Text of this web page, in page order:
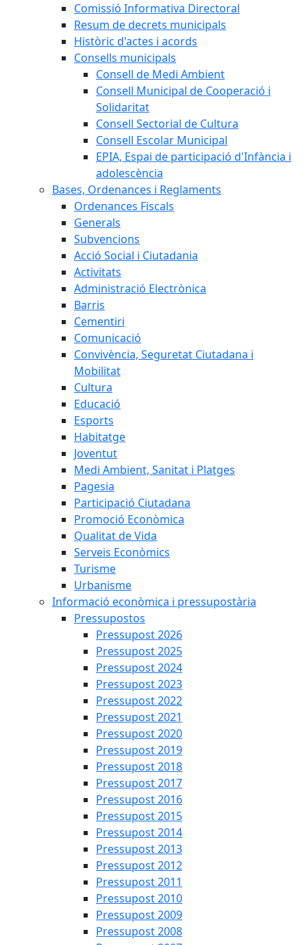
Comissió Informativa Directoral
Resum de decrets municipals
Històric d'actes i acords
Consells municipals
Consell de Medi Ambient
Consell Municipal de Cooperació i
Solidaritat
Consell Sectorial de Cultura
Consell Escolar Municipal
EPIA, Espai de participació d'Infància i
adolescència
Bases, Ordenances i Reglaments
Ordenances Fiscals
Generals
Subvencions
Acció Social i Ciutadania
Activitats
Administració Electrònica
Barris
Cementiri
Comunicació
Convivència, Seguretat Ciutadana i
Mobilitat
Cultura
Educació
Esports
Habitatge
Joventut
Medi Ambient, Sanitat i Platges
Pagesia
Participació Ciutadana
Promoció Econòmica
Qualitat de Vida
Serveis Econòmics
Turisme
Urbanisme
Informació econòmica i pressupostària
Pressupostos
Pressupost 2026
Pressupost 2025
Pressupost 2024
Pressupost 2023
Pressupost 2022
Pressupost 2021
Pressupost 2020
Pressupost 2019
Pressupost 2018
Pressupost 2017
Pressupost 2016
Pressupost 2015
Pressupost 2014
Pressupost 2013
Pressupost 2012
Pressupost 2011
Pressupost 2010
Pressupost 2009
Pressupost 2008